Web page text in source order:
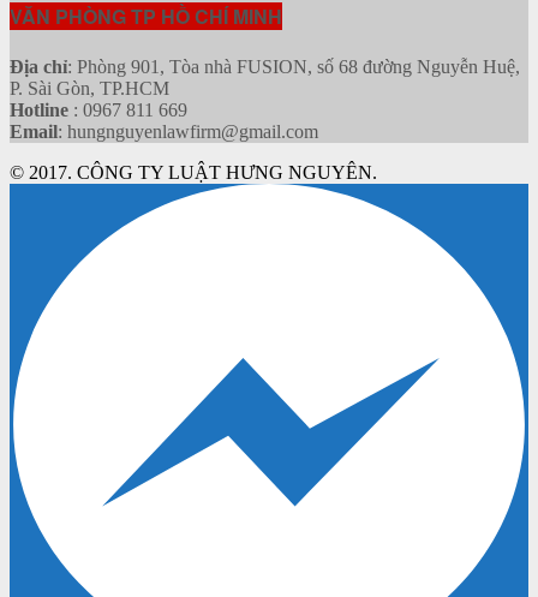
VĂN PHÒNG TP HỒ CHÍ MINH
Địa chỉ: Phòng 901, Tòa nhà FUSION, số 68 đường Nguyễn Huệ,
P. Sài Gòn, TP.HCM
Hotline : 0967 811 669
Email: hungnguyenlawfirm@gmail.com
© 2017. CÔNG TY LUẬT HƯNG NGUYÊN.